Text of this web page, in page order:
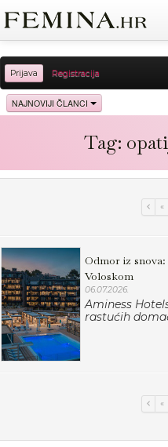
Prijava Registracija
Sreća
Ljubav
NAJNOVIJI ČLANCI
Tag:
«
Odmor iz
Voloskom
06.07.2026.
Aminess
rastućih
«